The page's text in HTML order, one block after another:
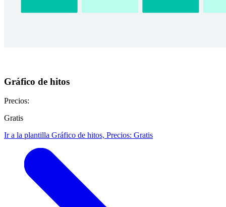
Gráfico de hitos
Precios:
Gratis
Ir a la plantilla Gráfico de hitos, Precios: Gratis